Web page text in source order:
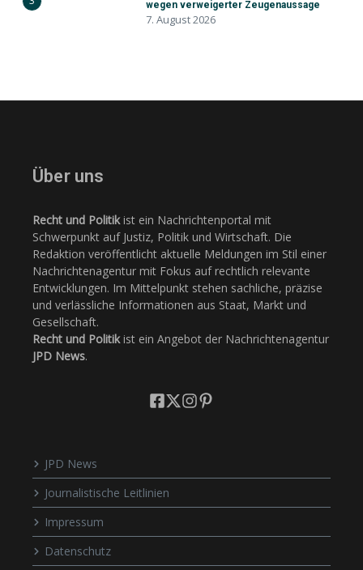
wegen verweigerter Zeugenaussage
7. August 2026
Über uns
Recht und Politikist ein Nachrichtenportal mit
Schwerpunkt auf Justiz, Politik und Wirtschaft. Die
Redaktion veröffentlicht aktuelle Meldungen im Stil einer
Nachrichtenagentur mit Fokus auf rechtlich relevante
Entwicklungen. Im Mittelpunkt stehen sachliche, präzise
und verlässliche Informationen aus Staat, Markt und
Gesellschaft.
Recht und Politikist ein Angebot der Nachrichtenagentur
JPD News.
JPD News
Journalistische Leitlinien
Impressum
Datenschutz